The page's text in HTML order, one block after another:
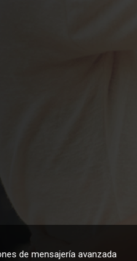
de mensajería avanzada